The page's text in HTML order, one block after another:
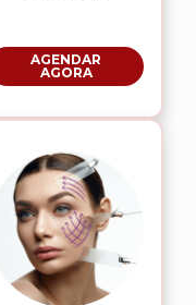
AGENDAR
AGORA